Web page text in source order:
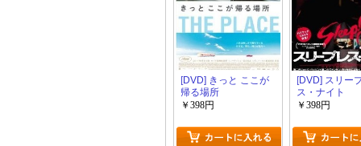
[DVD] きっと ここが
帰る場所
￥398円
[DVD] スリー
ス・ナイト
￥398円